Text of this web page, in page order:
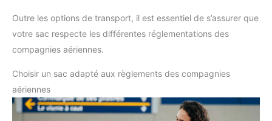
Outre les options de transport, il est essentiel de s’assurer que
votre sac respecte les différentes réglementations des
compagnies aériennes.
Choisir un sac adapté aux règlements des compagnies
aériennes